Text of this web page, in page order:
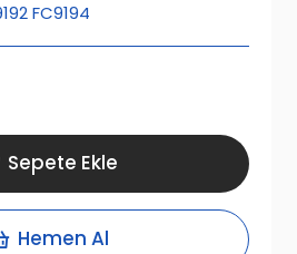
FC9194
Sepete Ekle
Hemen Al